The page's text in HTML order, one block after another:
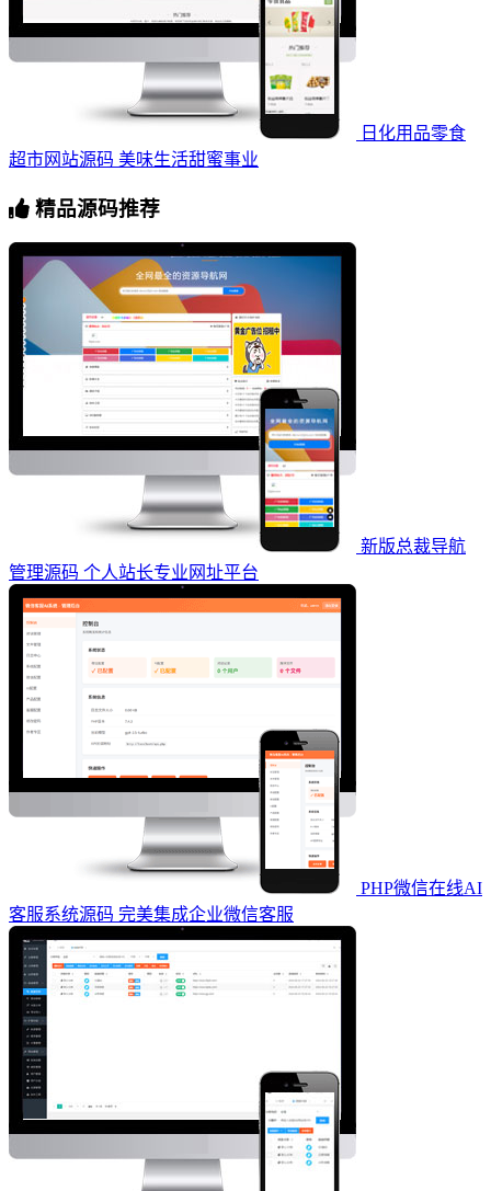
日化用品零食
超市网站源码 美味生活甜蜜事业
精品源码推荐
新版总裁导航
管理源码 个人站长专业网址平台
PHP微信在线AI
客服系统源码 完美集成企业微信客服